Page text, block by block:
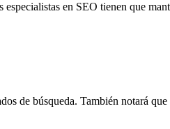
en SEO tienen que
de búsqueda. También notará